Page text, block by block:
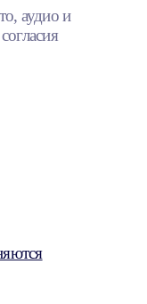
аудио и